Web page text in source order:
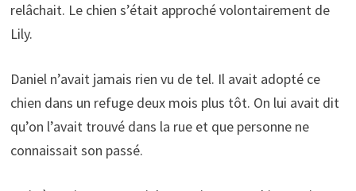
relâchait. Le chien s’était approché volontairement de
Lily.
Daniel n’avait jamais rien vu de tel. Il avait adopté ce
chien dans un refuge deux mois plus tôt. On lui avait dit
qu’on l’avait trouvé dans la rue et que personne ne
connaissait son passé.